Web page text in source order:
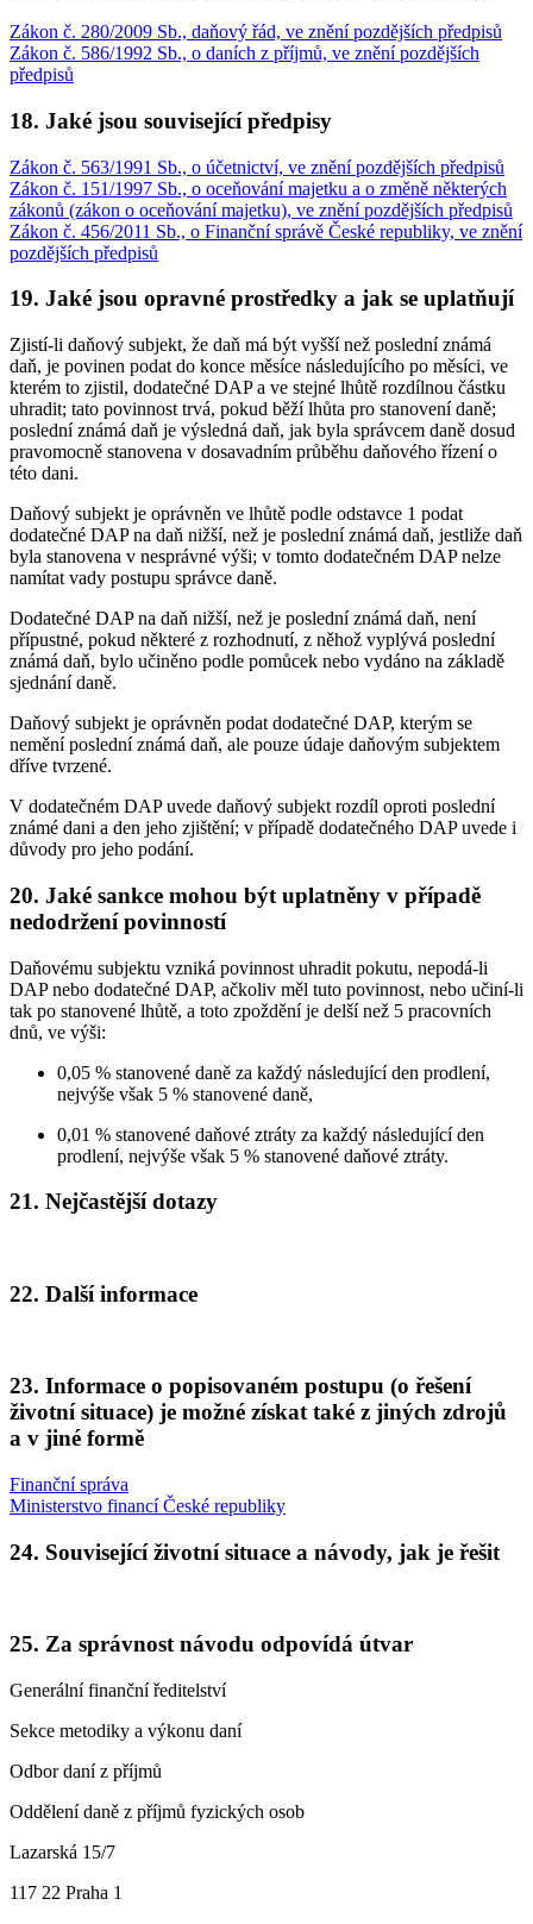
Zákon č. 280/2009 Sb., daňový řád, ve znění pozdějších předpisů
Zákon č. 586/1992 Sb., o daních z příjmů, ve znění pozdějších
předpisů
18. Jaké jsou související předpisy
Zákon č. 563/1991 Sb., o účetnictví, ve znění pozdějších předpisů
Zákon č. 151/1997 Sb., o oceňování majetku a o změně některých
zákonů (zákon o oceňování majetku), ve znění pozdějších předpisů
Zákon č. 456/2011 Sb., o Finanční správě České republiky, ve znění
pozdějších předpisů
19. Jaké jsou opravné prostředky a jak se uplatňují
Zjistí-li daňový subjekt, že daň má být vyšší než poslední známá
daň, je povinen podat do konce měsíce následujícího po měsíci, ve
kterém to zjistil, dodatečné DAP a ve stejné lhůtě rozdílnou částku
uhradit; tato povinnost trvá, pokud běží lhůta pro stanovení daně;
poslední známá daň je výsledná daň, jak byla správcem daně dosud
pravomocně stanovena v dosavadním průběhu daňového řízení o
této dani.
Daňový subjekt je oprávněn ve lhůtě podle odstavce 1 podat
dodatečné DAP na daň nižší, než je poslední známá daň, jestliže daň
byla stanovena v nesprávné výši; v tomto dodatečném DAP nelze
namítat vady postupu správce daně.
Dodatečné DAP na daň nižší, než je poslední známá daň, není
přípustné, pokud některé z rozhodnutí, z něhož vyplývá poslední
známá daň, bylo učiněno podle pomůcek nebo vydáno na základě
sjednání daně.
Daňový subjekt je oprávněn podat dodatečné DAP, kterým se
nemění poslední známá daň, ale pouze údaje daňovým subjektem
dříve tvrzené.
V dodatečném DAP uvede daňový subjekt rozdíl oproti poslední
známé dani a den jeho zjištění; v případě dodatečného DAP uvede i
důvody pro jeho podání.
20. Jaké sankce mohou být uplatněny v případě
nedodržení povinností
Daňovému subjektu vzniká povinnost uhradit pokutu, nepodá-li
DAP nebo dodatečné DAP, ačkoliv měl tuto povinnost, nebo učiní-li
tak po stanovené lhůtě, a toto zpoždění je delší než 5 pracovních
dnů, ve výši:
0,05 % stanovené daně za každý následující den prodlení,
nejvýše však 5 % stanovené daně,
0,01 % stanovené daňové ztráty za každý následující den
prodlení, nejvýše však 5 % stanovené daňové ztráty.
21. Nejčastější dotazy
22. Další informace
23. Informace o popisovaném postupu (o řešení
životní situace) je možné získat také z jiných zdrojů
a v jiné formě
Finanční správa
Ministerstvo financí České republiky
24. Související životní situace a návody, jak je řešit
25. Za správnost návodu odpovídá útvar
Generální finanční ředitelství
Sekce metodiky a výkonu daní
Odbor daní z příjmů
Oddělení daně z příjmů fyzických osob
Lazarská 15/7
117 22 Praha 1